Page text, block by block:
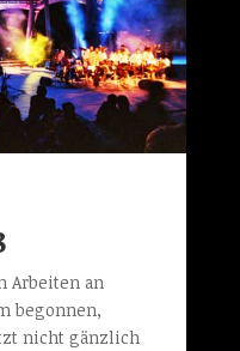
Arbeiten an
begonnen,
nicht gänzlich